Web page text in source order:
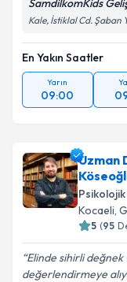
SamdilkomKids
Kale, İstiklal Cd. Şaban
En Yakın Saatler
Yarın
09:00
Uzman
Psikolojik
Kocaeli,
5 (95
Elinde sihirli
değerlendirmeye